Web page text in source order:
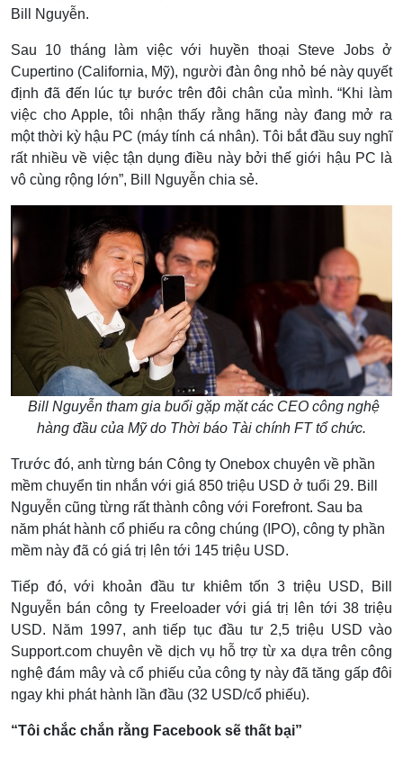
Bill Nguyễn.
Sau 10 tháng làm việc với huyền thoại Steve Jobs ở
Cupertino (California, Mỹ), người đàn ông nhỏ bé này quyết
định đã đến lúc tự bước trên đôi chân của mình. “Khi làm
việc cho Apple, tôi nhận thấy rằng hãng này đang mở ra
một thời kỳ hậu PC (máy tính cá nhân). Tôi bắt đầu suy nghĩ
rất nhiều về việc tận dụng điều này bởi thế giới hậu PC là
vô cùng rộng lớn”, Bill Nguyễn chia sẻ.
Bill Nguyễn tham gia buổi gặp mặt các CEO công nghệ
hàng đầu của Mỹ do Thời báo Tài chính FT tổ chức.
Trước đó, anh từng bán Công ty Onebox chuyên về phần
mềm chuyển tin nhắn với giá 850 triệu USD ở tuổi 29. Bill
Nguyễn cũng từng rất thành công với Forefront. Sau ba
năm phát hành cổ phiếu ra công chúng (IPO), công ty phần
mềm này đã có giá trị lên tới 145 triệu USD.
Tiếp đó, với khoản đầu tư khiêm tốn 3 triệu USD, Bill
Nguyễn bán công ty Freeloader với giá trị lên tới 38 triệu
USD. Năm 1997, anh tiếp tục đầu tư 2,5 triệu USD vào
Support.com chuyên về dịch vụ hỗ trợ từ xa dựa trên công
nghệ đám mây và cổ phiếu của công ty này đã tăng gấp đôi
ngay khi phát hành lần đầu (32 USD/cổ phiếu).
“Tôi chắc chắn rằng Facebook sẽ thất bại”